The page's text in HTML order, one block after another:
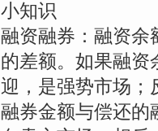
小知识
融资融券：融资余
的差额。如果融资
迎，是强势市场；
融券金额与偿还的